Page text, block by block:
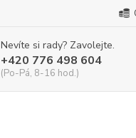
Nevíte si rady? Zavolejte.
+420 776 498 604
(Po-Pá, 8-16 hod.)